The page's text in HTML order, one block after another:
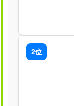
2位